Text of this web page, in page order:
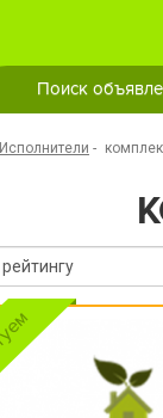
Поиск
Исполнители -